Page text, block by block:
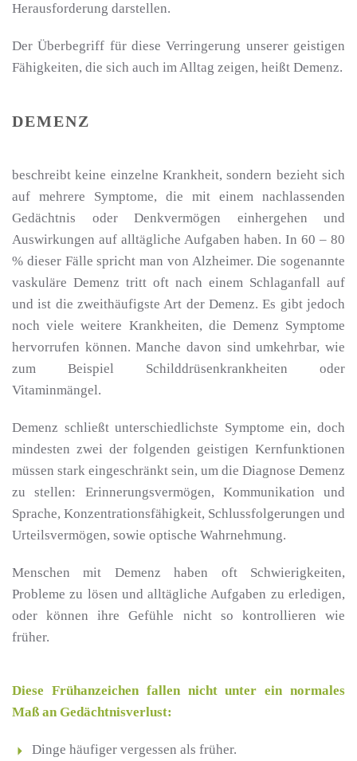
Herausforderung darstellen.
Der Überbegriff für diese Verringerung unserer geistigen
Fähigkeiten, die sich auch im Alltag zeigen, heißt Demenz.
DEMENZ
beschreibt keine einzelne Krankheit, sondern bezieht sich
auf mehrere Symptome, die mit einem nachlassenden
Gedächtnis oder Denkvermögen einhergehen und
Auswirkungen auf alltägliche Aufgaben haben. In 60 – 80
% dieser Fälle spricht man von Alzheimer. Die sogenannte
vaskuläre Demenz tritt oft nach einem Schlaganfall auf
und ist die zweithäufigste Art der Demenz. Es gibt jedoch
noch viele weitere Krankheiten, die Demenz Symptome
hervorrufen können. Manche davon sind umkehrbar, wie
zum Beispiel Schilddrüsenkrankheiten oder
Vitaminmängel.
Demenz schließt unterschiedlichste Symptome ein, doch
mindesten zwei der folgenden geistigen Kernfunktionen
müssen stark eingeschränkt sein, um die Diagnose Demenz
zu stellen: Erinnerungsvermögen, Kommunikation und
Sprache, Konzentrationsfähigkeit, Schlussfolgerungen und
Urteilsvermögen, sowie optische Wahrnehmung.
Menschen mit Demenz haben oft Schwierigkeiten,
Probleme zu lösen und alltägliche Aufgaben zu erledigen,
oder können ihre Gefühle nicht so kontrollieren wie
früher.
Diese Frühanzeichen fallen nicht unter ein normales
Maß an Gedächtnisverlust:
Dinge häufiger vergessen als früher.